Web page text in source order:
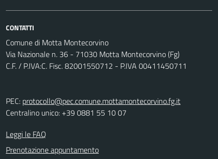
CONTATTI
Comune di Motta Montecorvino
Via Nazionale n. 36 - 71030 Motta Montecorvino (Fg)
C.F. / P.IVA:C. Fisc. 82001550712 - P.IVA 00411450711
PEC: protocollo@pec.comune.mottamontecorvino.fg.it
Centralino unico: +39 0881 55 10 07
Leggi le FAQ
Prenotazione appuntamento